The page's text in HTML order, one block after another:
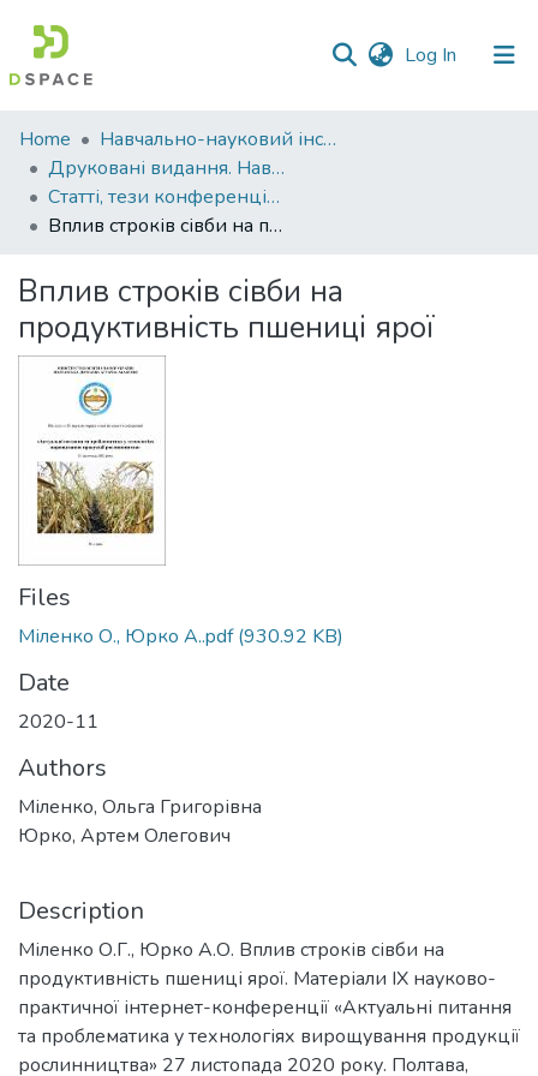
Log In (current)
Communities
&
Collections
All of DSpace
Statistics
Home
Навчально-науковий інститут агротехнологій, селекції та екології
Друковані видання. Навчально-науковий інститут агротехнологій, селекції та екології
Статті, тези конференцій. Навчально-науковий інститут агротехнологій, селекції та екології
Вплив строків сівби на продуктивність пшениці ярої
Вплив строків сівби на
продуктивність пшениці ярої
Files
Міленко О., Юрко А..pdf(930.92 KB)
Date
2020-11
Authors
Міленко, Ольга Григорівна
Юрко, Артем Олегович
Description
Міленко О.Г., Юрко А.О. Вплив строків сівби на
продуктивність пшениці ярої. Матеріали ІХ науково-
практичної інтернет-конференції «Актуальні питання
та проблематика у технологіях вирощування продукції
рослинництва» 27 листопада 2020 року. Полтава,